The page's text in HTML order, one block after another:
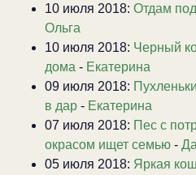
10 июля 2018: Отдам
Ольга
10 июля 2018: Черный
дома - Екатерина
09 июля 2018:
в дар - Екатерина
07 июля 2018: Пес с
окрасом ищет семью -
05 июля 2018: Яркая